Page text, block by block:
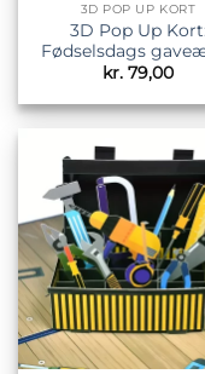
3D POP UP KORT
3D Pop Up Kort:
Fødselsdags
kr. 79,00